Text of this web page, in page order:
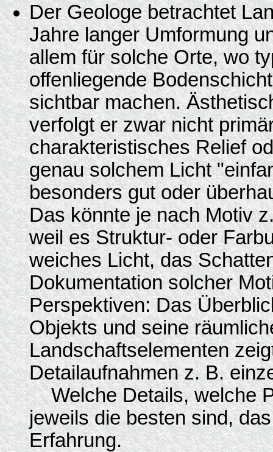
Der Geologe betrachtet
Jahre langer Umformung
allem für solche Orte, wo
offenliegende
sichtbar machen.
verfolgt er zwar nicht
charakteristisches Relief
genau solchem Licht
besonders gut oder
Das könnte je nach Motiv
weil es Struktur- oder
weiches Licht, das
Dokumentation solcher
Perspektiven: Das
Objekts und seine
Landschaftselementen
Detailaufnahmen z. B.
Welche Details, welche
jeweils die besten sind,
Erfahrung.